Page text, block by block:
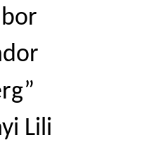
G
nyi